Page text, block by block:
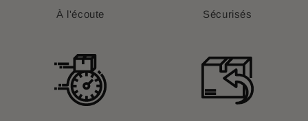
À l'écoute Sécurisés